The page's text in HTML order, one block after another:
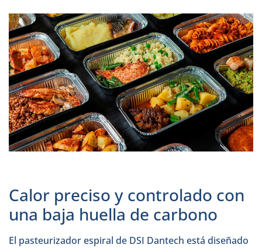
Calor preciso y controlado con
una baja huella de carbono
El pasteurizador espiral de DSI Dantech está diseñado